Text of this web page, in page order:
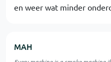
en weer wat minder
MAH